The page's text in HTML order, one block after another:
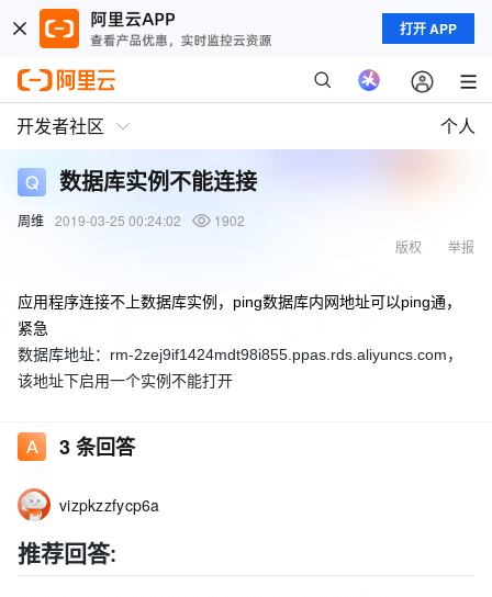
打开 APP
开发者社区 个人
数据库实例不能连接
周维 2019-03-25 00:24:02
1902
举报
版权
应用程序连接不上数据库实例，ping数据库内网地址可以ping通，
紧急
数据库地址：rm-2zej9if1424mdt98i855.ppas.rds.aliyuncs.com，
该地址下启用一个实例不能打开
3条回答
vizpkzzfycp6a
推荐回答: